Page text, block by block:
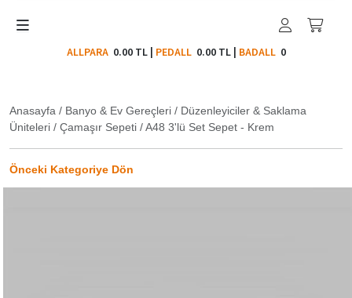
ALLPARA 0.00 TL| PEDALL 0.00 TL| BADALL0
Anasayfa / Banyo & Ev Gereçleri / Düzenleyiciler & Saklama
Üniteleri / Çamaşır Sepeti /A48 3'lü Set Sepet - Krem
Önceki Kategoriye Dön